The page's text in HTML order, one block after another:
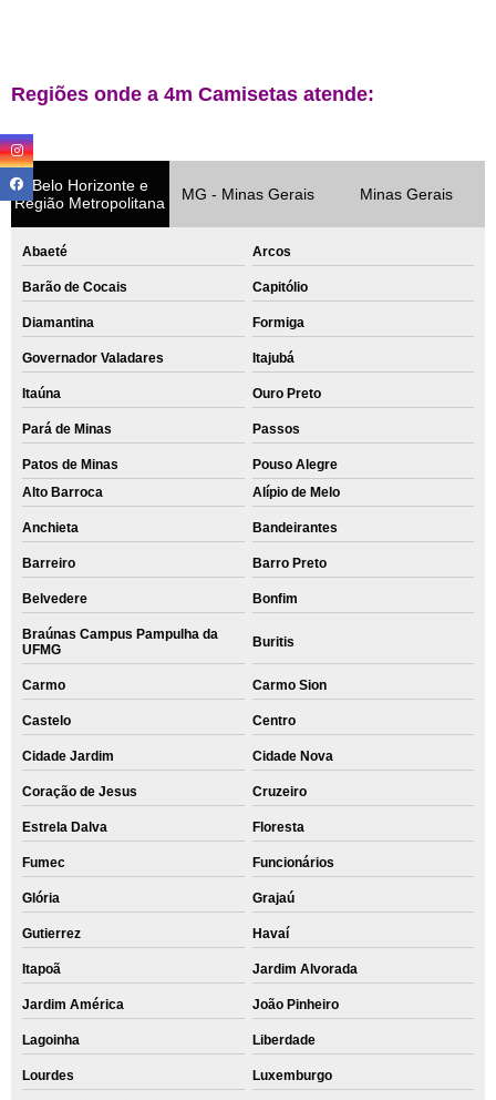
Regiões onde a 4m Camisetas atende:
Belo Horizonte e
Região Metropolitana
MG - Minas Gerais Minas Gerais
Abaeté Arcos
Barão de Cocais Capitólio
Diamantina Formiga
Governador Valadares Itajubá
Itaúna Ouro Preto
Pará de Minas Passos
Patos de Minas
Pouso Alegre
Alto Barroca
Alípio de Melo
Anchieta Bandeirantes
Barreiro Barro Preto
Belvedere Bonfim
Braúnas Campus Pampulha da
UFMG
Buritis
Carmo Carmo Sion
Castelo Centro
Cidade Jardim Cidade Nova
Coração de Jesus Cruzeiro
Estrela Dalva Floresta
Fumec Funcionários
Glória Grajaú
Gutierrez Havaí
Itapoã Jardim Alvorada
Jardim América João Pinheiro
Lagoinha Liberdade
Lourdes Luxemburgo